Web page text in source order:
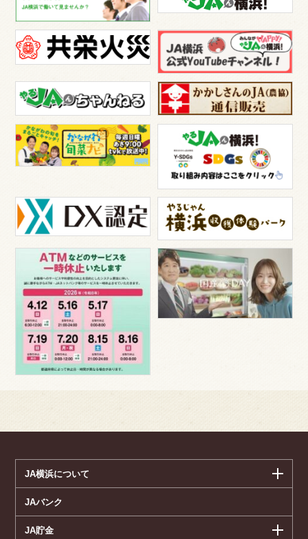
JA横浜について
JAバンク
JA貯金